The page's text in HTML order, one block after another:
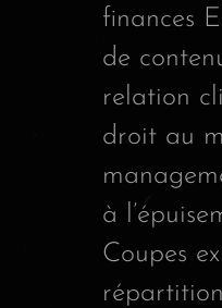
finances
de
relation
droit au
à
Coupes